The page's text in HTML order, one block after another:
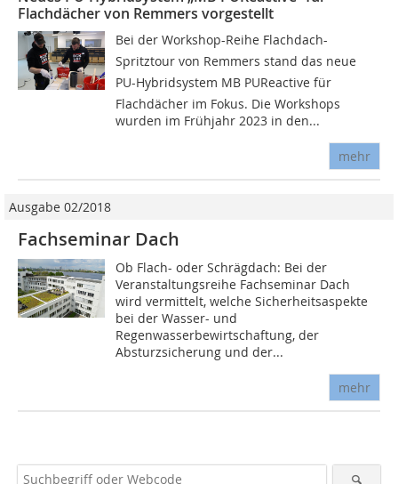
Flachdächer von Remmers vorgestellt
Bei der Workshop-Reihe Flachdach-
Spritztour von Remmers stand das neue
PU-Hybridsystem MB PUReactive für
Flachdächer im Fokus. Die Workshops
wurden im Frühjahr 2023 in den...
mehr
Ausgabe 02/2018
Fachseminar Dach
Ob Flach- oder Schrägdach: Bei der
Veranstaltungsreihe Fachseminar Dach
wird vermittelt, welche Sicherheitsaspekte
bei der Wasser- und
Regenwasserbewirtschaftung, der
Absturzsicherung und der...
mehr